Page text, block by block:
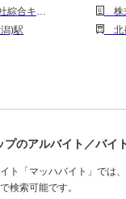
ン(1314GH0810G27★41-N)
)駅
株式会社綜
北
プのアルバイト／バイ
ト「マッハバイト」では
検索可能です。